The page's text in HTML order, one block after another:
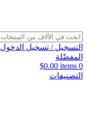
التسجيل / تسجيل الدخول
المفضّلة
0
items
$0.00
التصنيفات